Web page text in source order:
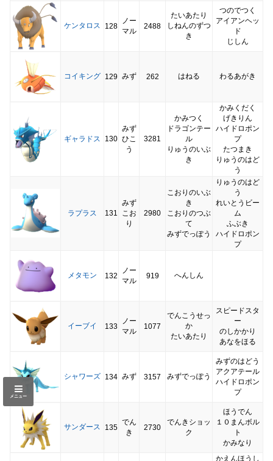
ケンタロス 128
ノー
マル
2488
たいあたり
しねんのずつ
き
つのでつく
アイアンヘッ
ド
じしん
コイキング 129 みず 262 はねる わるあがき
ギャラドス 130
みず
ひこ
う
3281
かみつく
ドラゴンテー
ル
りゅうのいぶ
き
かみくだく
げきりん
ハイドロポン
プ
たつまき
りゅうのはど
う
ラプラス 131
みず
こお
り
2980
こおりのいぶ
き
こおりのつぶ
て
みずでっぽう
りゅうのはど
う
れいとうビー
ム
ふぶき
ハイドロポン
プ
メタモン 132
ノー
マル
919 へんしん
イーブイ 133
ノー
マル
1077
でんこうせっ
か
たいあたり
スピードスタ
ー
のしかかり
あなをほる
シャワーズ 134 みず 3157 みずでっぽう
みずのはどう
アクアテール
ハイドロポン
プ
サンダース 135
でん
き
2730
でんきショッ
ク
ほうでん
１０まんボル
ト
かみなり
かえんほうし
メニュー